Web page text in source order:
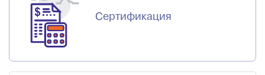
Сертификация